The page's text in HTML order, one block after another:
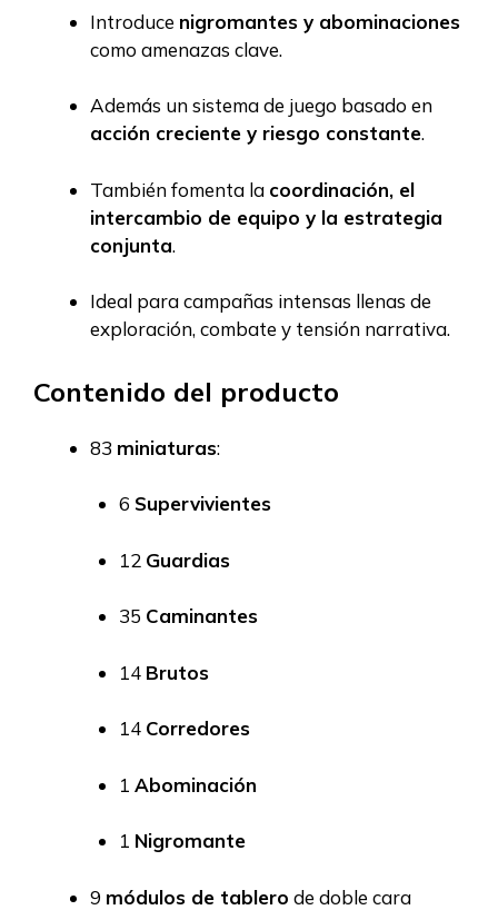
Introduce nigromantes y abominaciones
como amenazas clave.
Además un sistema de juego basado en
acción creciente y riesgo constante.
También fomenta la coordinación, el
intercambio de equipo y la estrategia
conjunta.
Ideal para campañas intensas llenas de
exploración, combate y tensión narrativa.
Contenido del producto
83 miniaturas:
6 Supervivientes
12 Guardias
35 Caminantes
14 Brutos
14 Corredores
1 Abominación
1 Nigromante
9 módulos de tablero de doble cara